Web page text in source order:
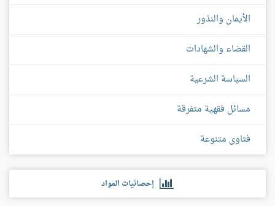
الأيمان والنذور
القضاء والشهادات
السياسة الشرعية
مسائل فقهية متفرقة
فتاوى متنوعة
إحصائيات المواد